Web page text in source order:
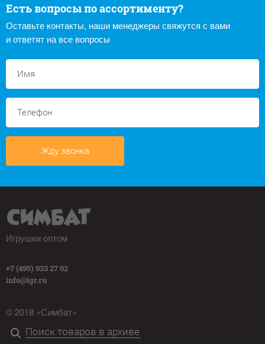
Есть вопросы по ассортименту?
Оставьте контакты, наши менеджеры свяжутся с вами
и ответят на все вопросы
Жду звонка
Игрушки оптом
+7 (495) 933 27 02
info@igr.ru
© 2018 «Симбат»